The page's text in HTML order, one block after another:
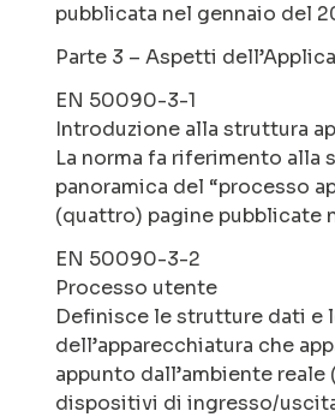
pubblicata nel gennaio del
Parte 3 – Aspetti
EN 50090-3-1
Introduzione alla struttura
La norma fa riferimento
panoramica del “processo
(quattro) pagine pubblicate
EN 50090-3-2
Processo utente
Definisce le strutture dati e
dell’apparecchiatura che
appunto dall’ambiente
dispositivi di ingresso/